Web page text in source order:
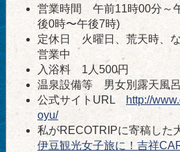
営業時間 午前11時00分～
後0時〜午後7時)
定休日 火曜日、荒天時、
営業中
入浴料 1人500円
温泉設備等 男女別露天風呂
公式サイトURL
http://
oyu/
私がRECOTRIPに寄稿し
伊豆観光女子旅に！吉祥